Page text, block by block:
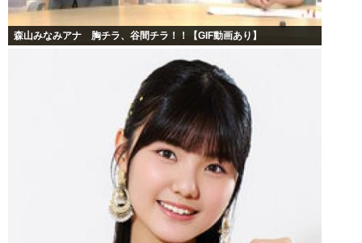
森山みなみアナ 胸チラ、谷間チラ！！【GIF動画あり】